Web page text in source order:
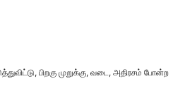
பிறகு முறுக்கு, வடை, அதிரசம் போன்ற